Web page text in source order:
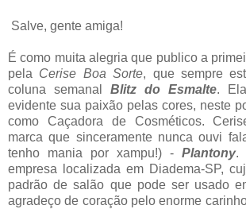
Salve, gente amiga!
É como muita alegria que publico a
pela Cerise Boa Sorte, que sempre
coluna semanal Blitz do Esmalte.
evidente sua paixão pelas cores, neste
como Caçadora de Cosméticos.
marca que sinceramente nunca ouvi
tenho mania por xampu!) - Plantony.
empresa localizada em Diadema-SP,
padrão de salão que pode ser usado
agradeço de coração pelo enorme